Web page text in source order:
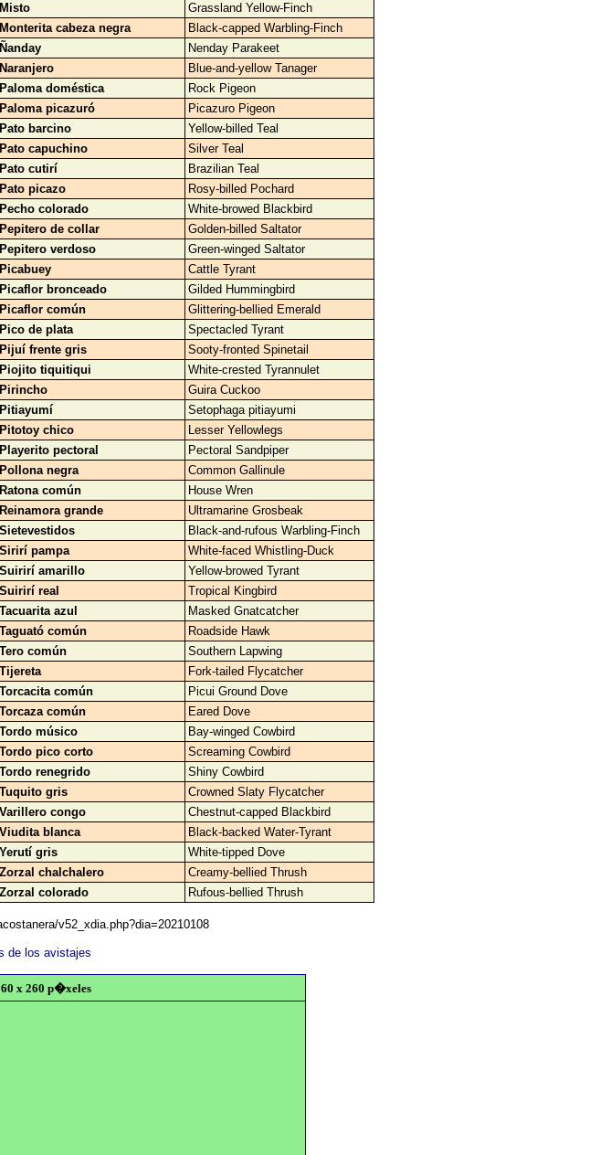
Misto
Grassland Yellow-Finch
Monterita cabeza negra
Black-capped Warbling-Finch
Ñanday
Nenday Parakeet
Naranjero
Blue-and-yellow Tanager
Paloma doméstica
Rock Pigeon
Paloma picazuró
Picazuro Pigeon
Pato barcino
Yellow-billed Teal
Pato capuchino
Silver Teal
Pato cutirí
Brazilian Teal
Pato picazo
Rosy-billed Pochard
Pecho colorado
White-browed Blackbird
Pepitero de collar
Golden-billed Saltator
Pepitero verdoso
Green-winged Saltator
Picabuey
Cattle Tyrant
Picaflor bronceado
Gilded Hummingbird
Picaflor común
Glittering-bellied Emerald
Pico de plata
Spectacled Tyrant
Pijuí frente gris
Sooty-fronted Spinetail
Piojito tiquitiqui
White-crested Tyrannulet
Pirincho
Guira Cuckoo
Pitiayumí
Setophaga pitiayumi
Pitotoy chico
Lesser Yellowlegs
Playerito pectoral
Pectoral Sandpiper
Pollona negra
Common Gallinule
Ratona común
House Wren
Reinamora grande
Ultramarine Grosbeak
Sietevestidos
Black-and-rufous Warbling-Finch
Sirirí pampa
White-faced Whistling-Duck
Suirirí amarillo
Yellow-browed Tyrant
Suirirí real
Tropical Kingbird
Tacuarita azul
Masked Gnatcatcher
Taguató común
Roadside Hawk
Tero común
Southern Lapwing
Tijereta
Fork-tailed Flycatcher
Torcacita común
Picui Ground Dove
Torcaza común
Eared Dove
Tordo músico
Bay-winged Cowbird
Tordo pico corto
Screaming Cowbird
Tordo renegrido
Shiny Cowbird
Tuquito gris
Crowned Slaty Flycatcher
Varillero congo
Chestnut-capped Blackbird
Viudita blanca
Black-backed Water-Tyrant
Yerutí gris
White-tipped Dove
Zorzal chalchalero
Creamy-bellied Thrush
Zorzal colorado Rufous-bellied Thrush
v52_xdia.php?dia=20210108
de los avistajes
x 260 p�xeles